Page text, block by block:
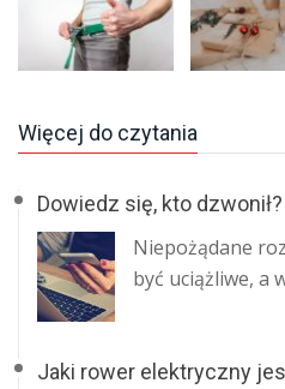
Więcej do czytania
Dowiedz się, kto dzwonił?
Niepożądane
być uciążliwe, a
Jaki rower elektryczny